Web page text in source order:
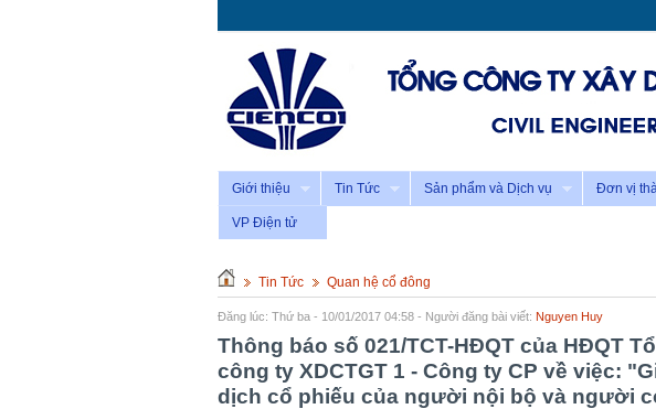
Giới thiệu Tin Tức Sản phẩm và Dịch vụ Đơn vị
VP Điện tử
Tin Tức Quan hệ cổ đông
Đăng lúc: Thứ ba - 10/01/2017 04:58 - Người đăng bài viết: Nguyen Huy
Thông báo số 021/TCT-HĐQT của HĐQT
công ty XDCTGT 1 - Công ty CP về việc:
dịch cổ phiếu của người nội bộ và người